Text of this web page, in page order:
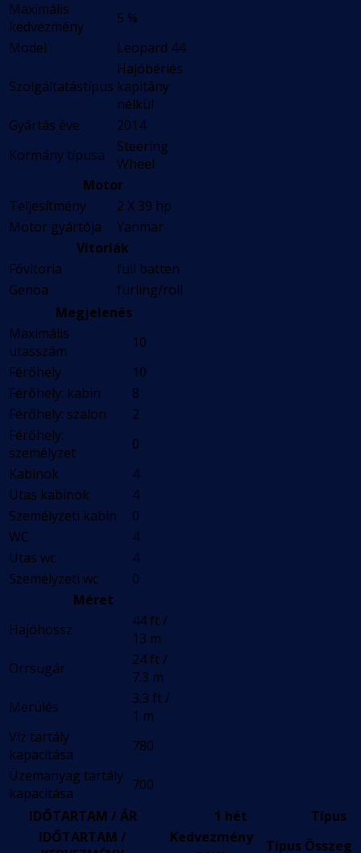
Maximális
kedvezmény
5 %
Model
Leopard 44
Szolgáltatástípus
Hajóbérlés
kapitány
nélkül
Gyártás éve
2014
Kormány típusa
Steering
Wheel
Motor
Teljesítmény
2 X 39 hp
Motor gyártója
Yanmar
Vitorlák
Fővitorla
full batten
Genoa
furling/roll
Megjelenés
Maximális
utasszám
10
Férőhely
10
Férőhely: kabin
8
Férőhely: szalon
2
Férőhely:
személyzet
0
Kabinok
4
Utas kabinok
4
Személyzeti kabin
0
WC
4
Utas wc
4
Személyzeti wc
0
Méret
Hajóhossz
44 ft /
13 m
Orrsugár
24 ft /
7.3 m
Merülés
3.3 ft /
1 m
Víz tartály
kapacitása
780
Üzemanyag tartály
kapacitása
700
IDŐTARTAM / ÁR
1 hét
Típus
IDŐTARTAM /
Kedvezmény
Típus Összeg